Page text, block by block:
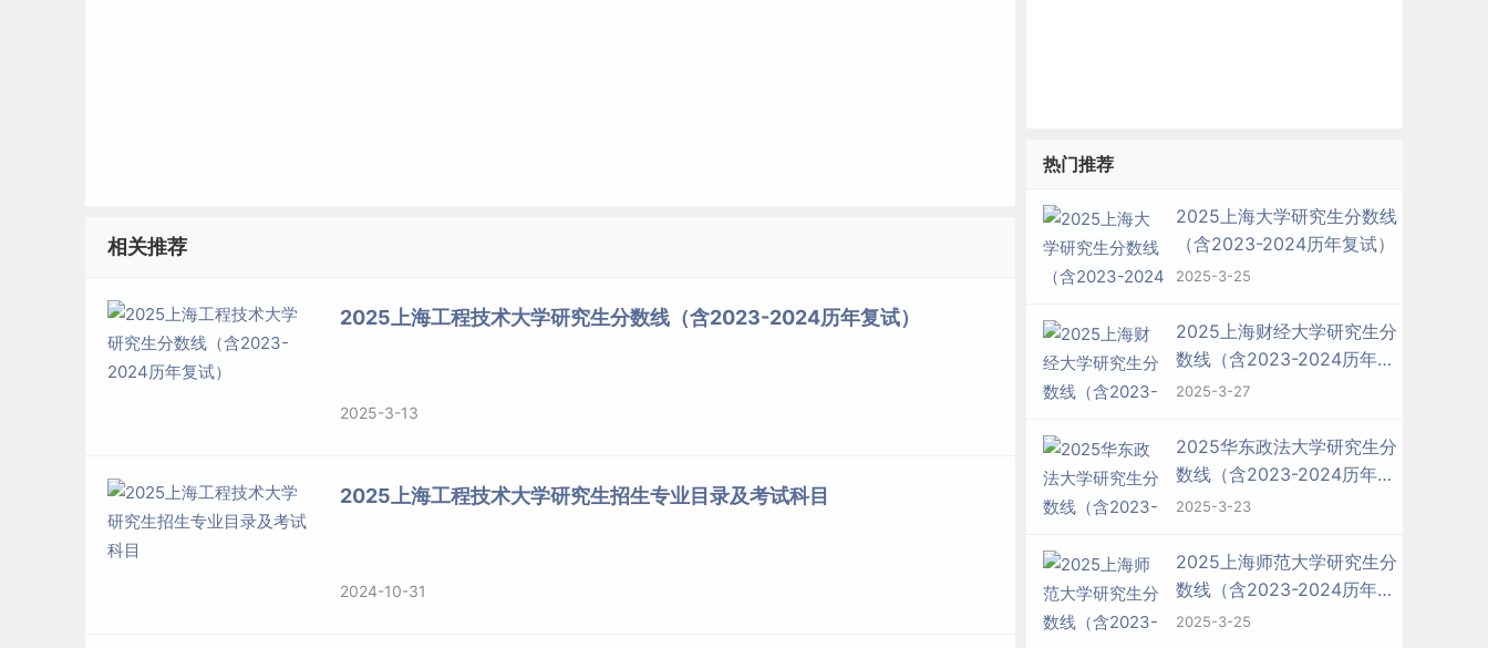
相关推荐
2025上海工程技术大学研究生分数线（含2023-2024历年复试）
2025-3-13
2025上海工程技术大学研究生招生专业目录及考试科目
2024-10-31
热门推荐
2025上海大学研究生分数线
（含2023-2024历年复试）
2025-3-25
2025上海财经大学研究生分
数线（含2023-2024历年复
试）
2025-3-27
2025华东政法大学研究生分
数线（含2023-2024历年复
试）
2025-3-23
2025上海师范大学研究生分
数线（含2023-2024历年复
试）
2025-3-25